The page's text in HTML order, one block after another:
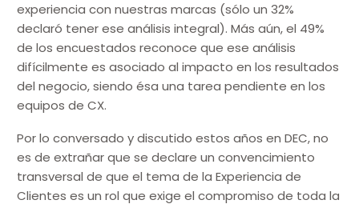
experiencia con nuestras marcas (sólo un 32%
declaró tener ese análisis integral). Más aún, el 49%
de los encuestados reconoce que ese análisis
difícilmente es asociado al impacto en los resultados
del negocio, siendo ésa una tarea pendiente en los
equipos de CX.
Por lo conversado y discutido estos años en DEC, no
es de extrañar que se declare un convencimiento
transversal de que el tema de la Experiencia de
Clientes es un rol que exige el compromiso de toda la